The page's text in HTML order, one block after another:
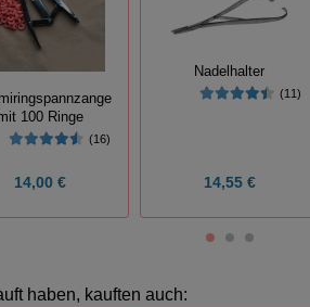
100 Ringe
(16)
14,00 €
Nadelhalter
(11)
14,55 €
haben, kauften auch: